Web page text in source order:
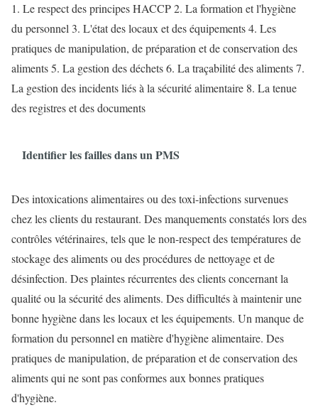
1. Le respect des principes HACCP 2. La formation et l'hygiène
du personnel 3. L'état des locaux et des équipements 4. Les
pratiques de manipulation, de préparation et de conservation des
aliments 5. La gestion des déchets 6. La traçabilité des aliments 7.
La gestion des incidents liés à la sécurité alimentaire 8. La tenue
des registres et des documents
Identifier les failles dans un PMS
Des intoxications alimentaires ou des toxi-infections survenues
chez les clients du restaurant. Des manquements constatés lors des
contrôles vétérinaires, tels que le non-respect des températures de
stockage des aliments ou des procédures de nettoyage et de
désinfection. Des plaintes récurrentes des clients concernant la
qualité ou la sécurité des aliments. Des difficultés à maintenir une
bonne hygiène dans les locaux et les équipements. Un manque de
formation du personnel en matière d'hygiène alimentaire. Des
pratiques de manipulation, de préparation et de conservation des
aliments qui ne sont pas conformes aux bonnes pratiques
d'hygiène.